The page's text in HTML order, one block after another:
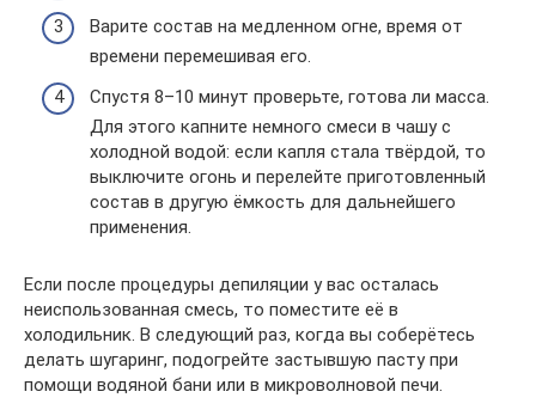
Варите состав на медленном огне, время от
времени перемешивая его.
Спустя 8–10 минут проверьте, готова ли масса.
Для этого капните немного смеси в чашу с
холодной водой: если капля стала твёрдой, то
выключите огонь и перелейте приготовленный
состав в другую ёмкость для дальнейшего
применения.
Если после процедуры депиляции у вас осталась
неиспользованная смесь, то поместите её в
холодильник. В следующий раз, когда вы соберётесь
делать шугаринг, подогрейте застывшую пасту при
помощи водяной бани или в микроволновой печи.